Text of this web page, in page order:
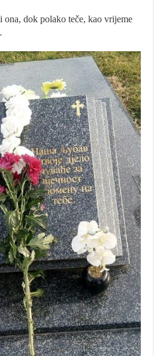
ona, dok polako teče, kao vrijeme